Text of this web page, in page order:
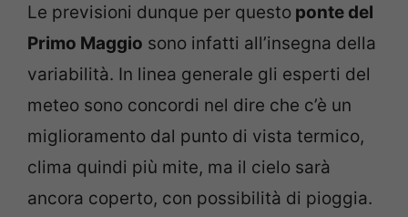
Le previsioni dunque per questo ponte del
Primo Maggio sono infatti all’insegna della
variabilità. In linea generale gli esperti del
meteo sono concordi nel dire che c’è un
miglioramento dal punto di vista termico,
clima quindi più mite, ma il cielo sarà
ancora coperto, con possibilità di pioggia.